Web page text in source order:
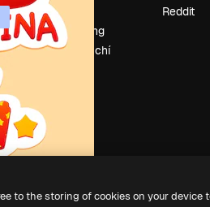
Slidesgo
Bán nội dung
Phòng báo chí
Reddit
to the storing of cookies on your device